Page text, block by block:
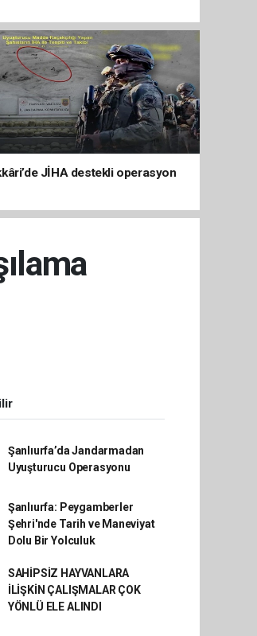
JİHA destekli operasyon
Şanlıurfa’da Jandarmadan
Uyuşturucu Operasyonu
Şanlıurfa: Peygamberler
Şehri'nde Tarih ve Maneviyat
Dolu Bir Yolculuk
SAHİPSİZ HAYVANLARA
İLİŞKİN ÇALIŞMALAR ÇOK
YÖNLÜ ELE ALINDI